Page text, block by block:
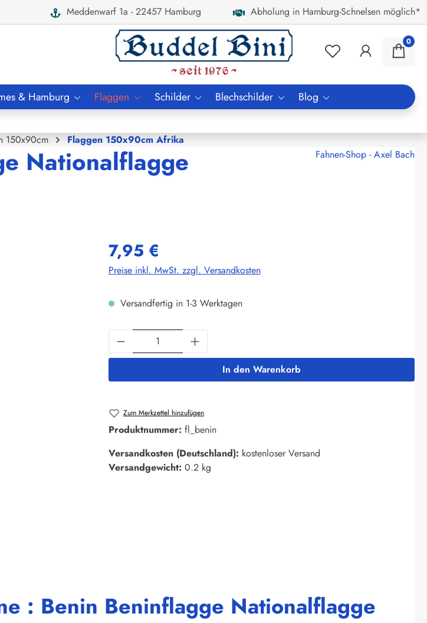
Meddenwarf 1a - 22457 Hamburg Abholung in Hamburg-Schnelsen möglich*
0
& Hamburg Flaggen Schilder Blechschilder Blog
150x90cm Flaggen 150x90cm Afrika
Nationalflagge
Fahnen-Shop - Axel Bach
7,95 €
Preise inkl. MwSt. zzgl. Versandkosten
Versandfertig in 1-3 Werktagen
Produkt Anzahl: Gib den gewünschten Wert ein
In den Warenkorb
Zum Merkzettel hinzufügen
Produktnummer: fl_benin
Versandkosten (Deutschland): kostenloser Versand
Versandgewicht: 0.2 kg
: Benin Beninflagge Nationalflagge